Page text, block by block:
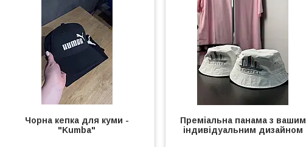
Чорна кепка для куми -
"Kumba"
Преміальна панама з вашим
індивідуальним дизайном